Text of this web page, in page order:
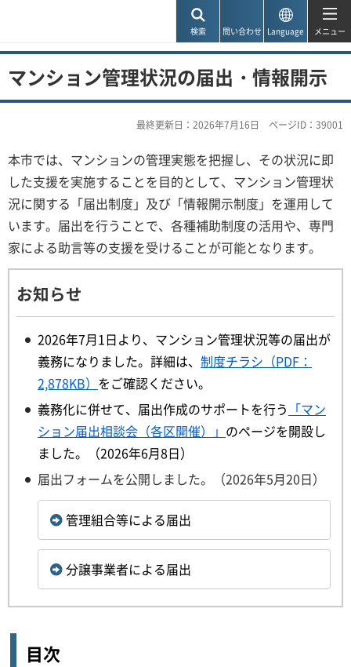
検索 問い合わせ Language メニュー
マンション管理状況の届出・情報開示
最終更新日：2026年7月16日 ページID：39001
本市では、マンションの管理実態を把握し、その状況に即
した支援を実施することを目的として、マンション管理状
況に関する「届出制度」及び「情報開示制度」を運用して
います。届出を行うことで、各種補助制度の活用や、専門
家による助言等の支援を受けることが可能となります。
お知らせ
2026年7月1日より、マンション管理状況等の届出が
義務になりました。詳細は、 制度チラシ（PDF：
2,878KB） をご確認ください。
義務化に併せて、届出作成のサポートを行う 「マン
ション届出相談会（各区開催）」 のページを開設し
ました。（2026年6月8日）
届出フォームを公開しました。（2026年5月20日）
管理組合等による届出
分譲事業者による届出
目次